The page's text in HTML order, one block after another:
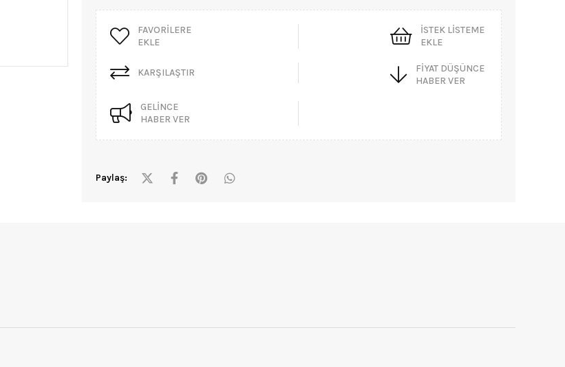
FAVORILERE
EKLE
İSTEK LISTEME
EKLE
KARŞILAŞTIR
FIYAT DÜŞÜNCE
HABER VER
GELINCE
HABER VER
Paylaş: